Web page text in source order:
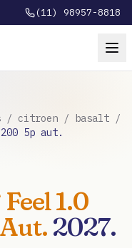
(11) 98957-8818
/ citroen / basalt /
5p aut.
1.0
2027.